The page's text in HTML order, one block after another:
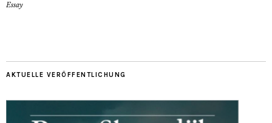
Essay
AKTUELLE VERÖFFENTLICHUNG